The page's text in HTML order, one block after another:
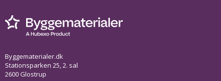
Byggematerialer.dk
Stationsparken 25, 2. sal
2600 Glostrup